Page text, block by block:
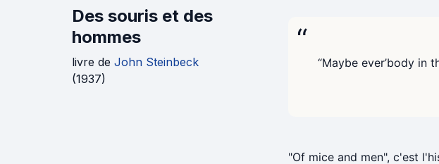
Des souris et des
hommes
livre de John Steinbeck
(1937)
“Maybe ever’body in
"Of mice and men", c'est